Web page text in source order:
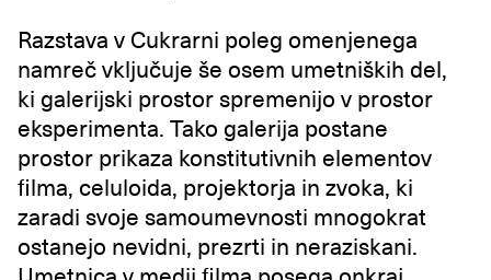
Razstava v Cukrarni poleg omenjenega
namreč vključuje še osem umetniških del,
ki galerijski prostor spremenijo v prostor
eksperimenta. Tako galerija postane
prostor prikaza konstitutivnih elementov
filma, celuloida, projektorja in zvoka, ki
zaradi svoje samoumevnosti mnogokrat
ostanejo nevidni, prezrti in neraziskani.